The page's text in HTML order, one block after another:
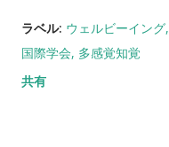
ラベル: ウェルビーイング
国際学会 多感覚知覚
共有